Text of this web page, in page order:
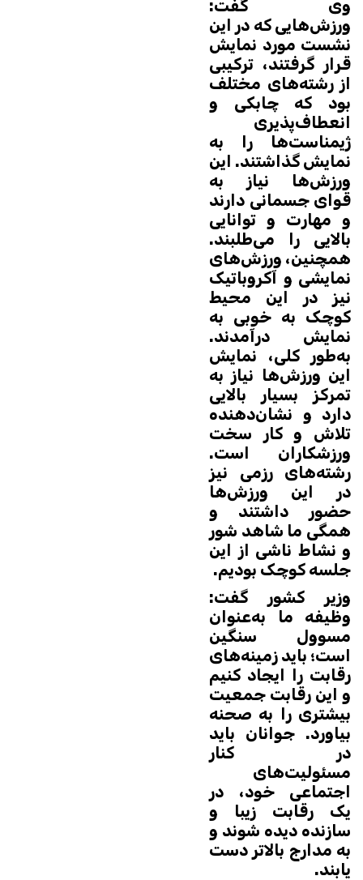
وی گفت:
ورزش‌هایی که در این
نشست مورد نمایش
قرار گرفتند، ترکیبی
از رشته‌های مختلف
بود که چابکی و
انعطاف‌پذیری
ژیمناست‌ها را به
نمایش گذاشتند. این
ورزش‌ها نیاز به
قوای جسمانی دارند
و مهارت و توانایی
بالایی را می‌طلبند.
همچنین، ورزش‌های
نمایشی و آکروباتیک
نیز در این محیط
کوچک به خوبی به
نمایش درآمدند.
به‌طور کلی، نمایش
این ورزش‌ها نیاز به
تمرکز بسیار بالایی
دارد و نشان‌دهنده
تلاش و کار سخت
ورزشکاران است.
رشته‌های رزمی نیز
در این ورزش‌ها
حضور داشتند و
همگی ما شاهد شور
و نشاط ناشی از این
جلسه کوچک بودیم.
وزیر کشور گفت:
وظیفه ما به‌عنوان
مسوول سنگین
است؛ باید زمینه‌های
رقابت را ایجاد کنیم
و این رقابت جمعیت
بیشتری را به صحنه
بیاورد. جوانان باید
در کنار
مسئولیت‌های
اجتماعی خود، در
یک رقابت زیبا و
سازنده دیده شوند و
به مدارج بالاتر دست
یابند.